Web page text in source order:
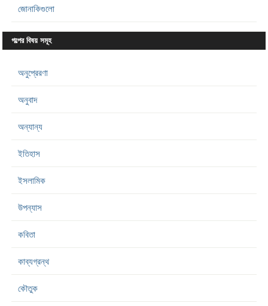
জোনাকিগুলো
গল্পের বিষয় সমূহ
অনুপ্রেরণা
অনুবাদ
অন্যান্য
ইতিহাস
ইসলামিক
উপন্যাস
কবিতা
কাব্যগ্রন্থ
কৌতুক